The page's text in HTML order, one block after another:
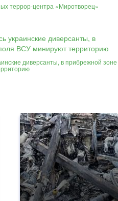
террор-центра «Миротворец»
диверсанты, в прибрежной зоне